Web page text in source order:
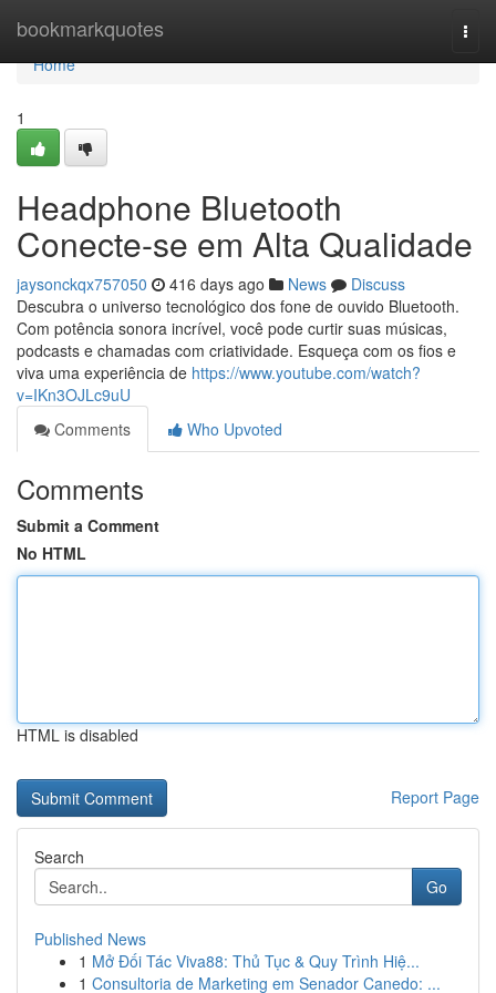
bookmarkquotes
Home
Home
1
Headphone Bluetooth
Conecte-se em Alta Qualidade
jaysonckqx757050 416 days ago News
Discuss
Descubra o universo tecnológico dos fone de ouvido Bluetooth.
Com potência sonora incrível, você pode curtir suas músicas,
podcasts e chamadas com criatividade. Esqueça com os fios e
viva uma experiência de https://www.youtube.com/watch?
v=IKn3OJLc9uU
Comments
Who Upvoted
Comments
Submit a Comment
No HTML
HTML is disabled
Report Page
Search
Go
Published News
1 Mở Đối Tác Viva88: Thủ Tục & Quy Trình Hiệ...
1 Consultoria de Marketing em Senador Canedo: ...